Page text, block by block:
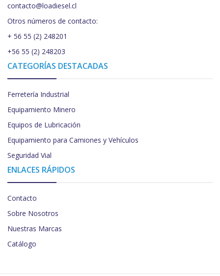
contacto@loadiesel.cl
Otros números de contacto:
+ 56 55 (2) 248201
+56 55 (2) 248203
CATEGORÍAS DESTACADAS
Ferretería Industrial
Equipamiento Minero
Equipos de Lubricación
Equipamiento para Camiones y Vehículos
Seguridad Vial
ENLACES RÁPIDOS
Contacto
Sobre Nosotros
Nuestras Marcas
Catálogo